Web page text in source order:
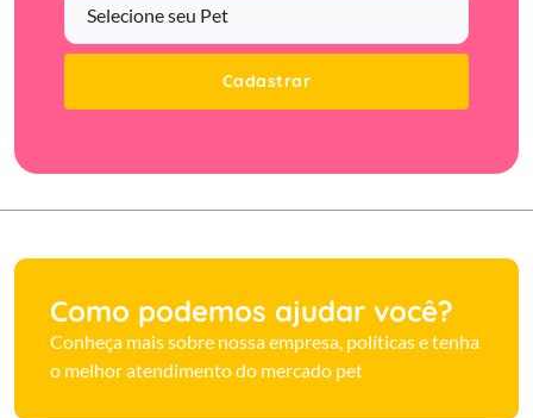
Cadastrar
Como podemos ajudar você?
Conheça mais sobre nossa empresa, políticas e tenha
o melhor atendimento do mercado pet